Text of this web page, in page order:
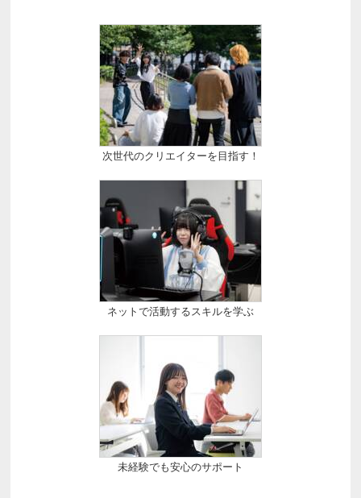
次世代のクリエイターを目指す！
ネットで活動するスキルを学ぶ
未経験でも安心のサポート